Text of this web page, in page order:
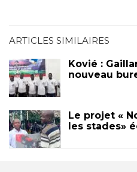
ARTICLES SIMILAIRES
Kovié :
nouveau
Le projet «
les stades»